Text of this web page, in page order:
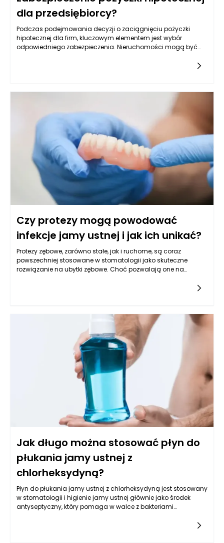
dla przedsiębiorcy?
Podczas podejmowania decyzji o zaciągnięciu pożyczki
hipotecznej dla firm, kluczowym elementem jest wybór
odpowiedniego zabezpieczenia. Nieruchomości mogą być
wykorzystywania w kontekście uzyskiwania pożyczek.
przyszłościowe możliwości zysku oraz rodzaj biznesu, który
przedsiębiorca prowadzi.
Czy protezy mogą powodować
infekcje jamy ustnej i jak ich unikać?
Protezy zębowe, zarówno stałe, jak i ruchome, są coraz
powszechniej stosowane w stomatologii jako skuteczne
rozwiązanie na ubytki zębowe. Choć pozwalają one na
jamy ustnej. W artykule tym przyjrzymy się, w jaki sposób
protezy mogą prowadzić do infekcji oraz przedstawimy
zalecenia dotyczące ich pielęgnacji i użytkowania w celu
minimalizacji ryzyka.
Jak długo można stosować płyn do
płukania jamy ustnej z
chlorheksydyną?
Płyn do płukania jamy ustnej z chlorheksydyną jest stosowany
w stomatologii i higienie jamy ustnej głównie jako środek
antyseptyczny, który pomaga w walce z bakteriami
ustnej. Jednak długość stosowania takiego płynu powinna